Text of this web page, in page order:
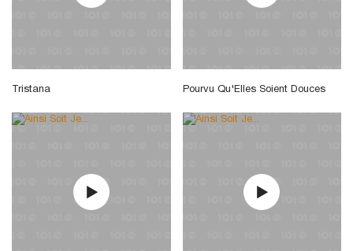
Tristana Pourvu Qu'Elles Soient Douces